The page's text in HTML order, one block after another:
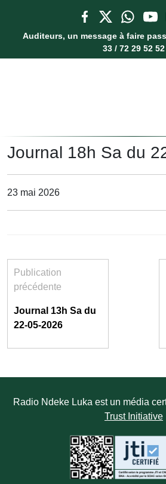
Auditeurs, un message à faire
33 / 72 29 52 52
Journal 18h Sa du
23 mai 2026
Publication
précédente
Journal 13h Sa du
22-05-2026
Radio Ndeke Luka est un média
Trust Initiative